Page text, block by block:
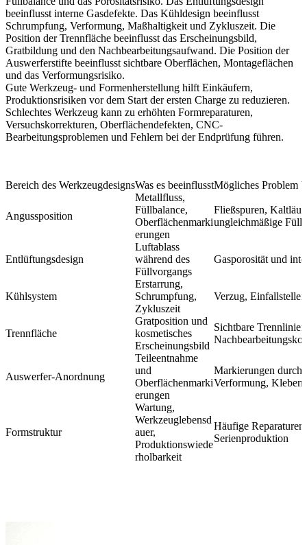
beeinflusst interne Gasdefekte. Das Kühldesign beeinflusst
Schrumpfung, Verformung, Maßhaltigkeit und Zykluszeit. Die
Position der Trennfläche beeinflusst das Erscheinungsbild,
Gratbildung und den Nachbearbeitungsaufwand. Die Position der
Auswerferstifte beeinflusst sichtbare Oberflächen, Montageflächen
und das Verformungsrisiko.
Gute Werkzeug- und Formenherstellung hilft Einkäufern,
Produktionsrisiken vor dem Start der ersten Charge zu reduzieren.
Schlechtes Werkzeug kann zu erhöhten Formreparaturen,
Versuchskorrekturen, Oberflächendefekten, CNC-
Bearbeitungsproblemen und Fehlern bei der Endprüfung führen.
Bereich des WerkzeugdesignsWas es beeinflusstMögliches Problem
Angussposition
Metallfluss,
Füllbalance,
Oberflächenmarki
erungen
Fließspuren,
ungleichmäßige
Entlüftungsdesign
Luftablass
während des
Füllvorgangs
Gasporosität und
Kühlsystem
Erstarrung,
Schrumpfung,
Zykluszeit
Verzug,
Trennfläche
Gratposition und
kosmetisches
Erscheinungsbild
Sichtbare
Auswerfer-Anordnung
Teileentnahme
und
Oberflächenmarki
erungen
Markierungen durch
Verformung, Kleben
Formstruktur
Wartung,
Werkzeuglebensd
auer,
Produktionswiede
rholbarkeit
Häufige
Serienproduktion